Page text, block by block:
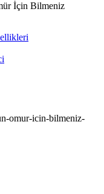
İçin Bilmeniz
omur-icin-bilmeniz-